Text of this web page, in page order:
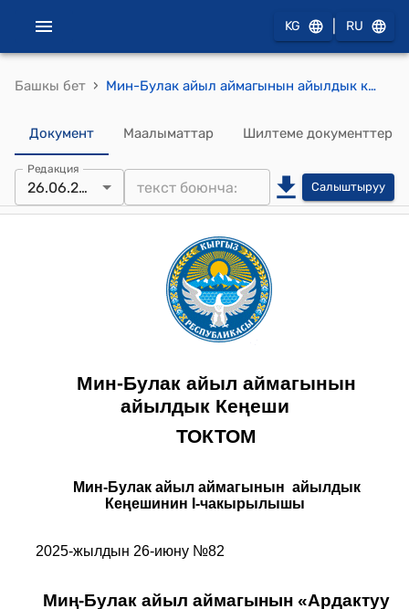
KG RU
Башкы бет › Мин-Булак айыл аймагынын айылдык кеңешинин 2025-жылдын 26-июнундагы №82 " Миң-Булак айыл аймагынын «Ардактуу атуул» наамын ыйгаруу жөнүндөгү Жобого өзгөртүүлөрдү жана толуктоолорду киргизүү жөнүндө" токтому
Документ Маалыматтар Шилтеме документтер
Редакция
26.06.2025 Салыштыруу